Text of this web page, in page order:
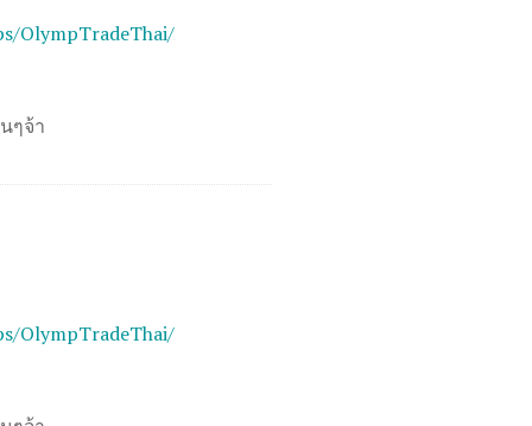
OlympTradeThai/
ๆจ้า
OlympTradeThai/